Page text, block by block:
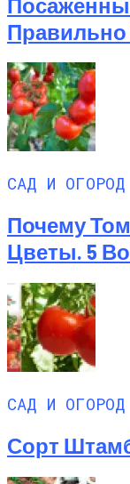
Правильно
САД И ОГОРОД
Почему
Цветы. 5
САД И ОГОРОД
Сорт